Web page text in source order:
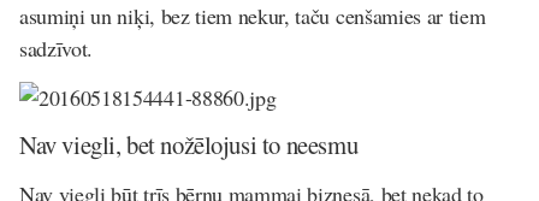
asumiņi un niķi, bez tiem nekur, taču cenšamies ar tiem
sadzīvot.
Nav viegli, bet nožēlojusi to neesmu
Nav viegli būt trīs bērnu mammai biznesā, bet nekad to